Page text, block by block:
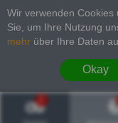
Wir verwenden
Sie, um Ihre Nutzung
mehr über Ihre Daten
Okay
2